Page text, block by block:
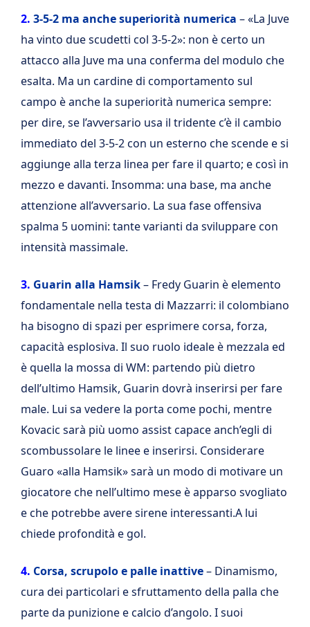
2. 3-5-2 ma anche superiorità numerica – «La Juve
ha vinto due scudetti col 3-5-2»: non è certo un
attacco alla Juve ma una conferma del modulo che
esalta. Ma un cardine di comportamento sul
campo è anche la superiorità numerica sempre:
per dire, se l’avversario usa il tridente c’è il cambio
immediato del 3-5-2 con un esterno che scende e si
aggiunge alla terza linea per fare il quarto; e così in
mezzo e davanti. Insomma: una base, ma anche
attenzione all’avversario. La sua fase offensiva
spalma 5 uomini: tante varianti da sviluppare con
intensità massimale.
3. Guarin alla Hamsik– Fredy Guarin è elemento
fondamentale nella testa di Mazzarri: il colombiano
ha bisogno di spazi per esprimere corsa, forza,
capacità esplosiva. Il suo ruolo ideale è mezzala ed
è quella la mossa di WM: partendo più dietro
dell’ultimo Hamsik, Guarin dovrà inserirsi per fare
male. Lui sa vedere la porta come pochi, mentre
Kovacic sarà più uomo assist capace anch’egli di
scombussolare le linee e inserirsi. Considerare
Guaro «alla Hamsik» sarà un modo di motivare un
giocatore che nell’ultimo mese è apparso svogliato
e che potrebbe avere sirene interessanti.A lui
chiede profondità e gol.
4. Corsa, scrupolo e palle inattive– Dinamismo,
cura dei particolari e sfruttamento della palla che
parte da punizione e calcio d’angolo. I suoi